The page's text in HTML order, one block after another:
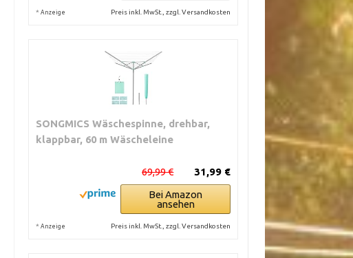
* Anzeige Preis inkl. MwSt., zzgl. Versandkosten
SONGMICS Wäschespinne, drehbar,
klappbar, 60 m Wäscheleine
31,99 €
69,99 €
Bei Amazon
ansehen
* Anzeige Preis inkl. MwSt., zzgl. Versandkosten